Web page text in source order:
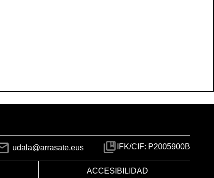
udala@arrasate.eus IFK/CIF: P2005900B
ACCESIBILIDAD